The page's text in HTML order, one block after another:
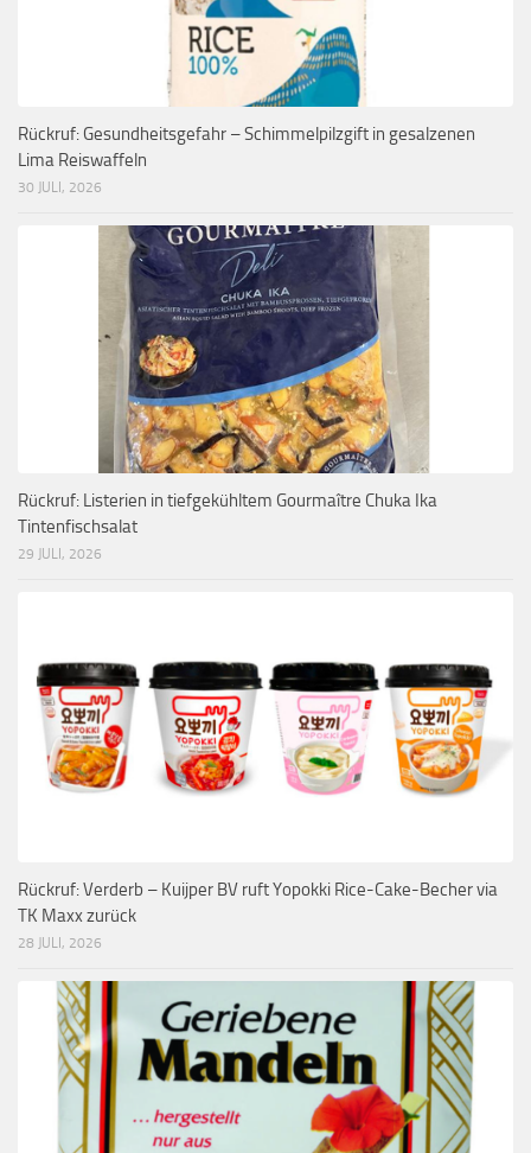
Rückruf: Gesundheitsgefahr – Schimmelpilzgift in gesalzenen
Lima Reiswaffeln
30 JULI, 2026
Rückruf: Listerien in tiefgekühltem Gourmaître Chuka Ika
Tintenfischsalat
29 JULI, 2026
Rückruf: Verderb – Kuijper BV ruft Yopokki Rice-Cake-Becher via
TK Maxx zurück
28 JULI, 2026